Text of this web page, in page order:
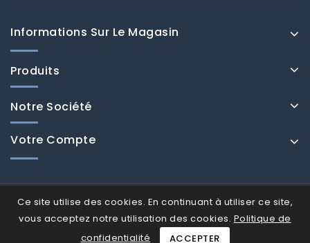
Informations Sur Le Magasin
Produits
Notre Société
Votre Compte
Ce site utilise des cookies. En continuant à utiliser ce site,
vous acceptez notre utilisation des cookies. Politique de
confidentialité
ACCEPTER